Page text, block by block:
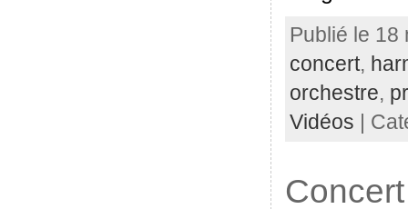
Publié le
concert,
orchestre,
Vidéos |